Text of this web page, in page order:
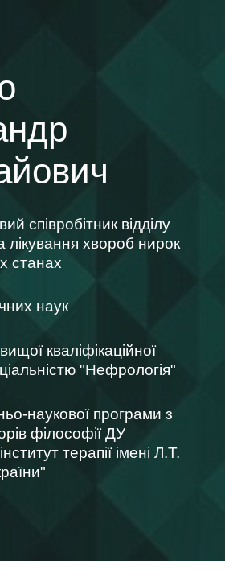
співробітник відділу
лікування хвороб нирок
станах
наук
кваліфікаційної
"Нефрологія"
наукової програми з
філософії ДУ
терапії імені Л.Т.